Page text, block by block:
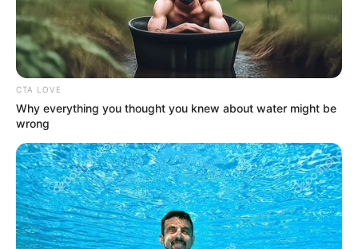
CTA LOVE
Why everything you thought you knew about water might be
wrong